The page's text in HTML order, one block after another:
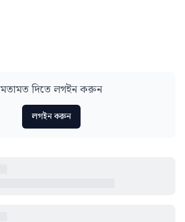
মতামত দিতে লগইন করুন
লগইন করুন